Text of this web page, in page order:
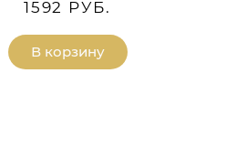
1592 РУБ.
В корзину